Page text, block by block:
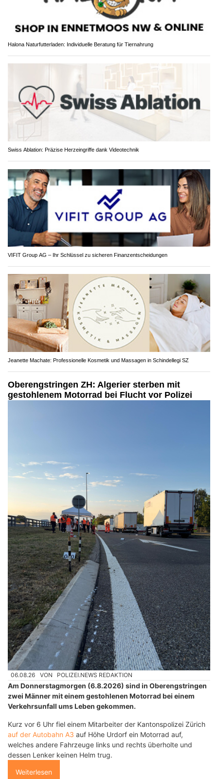
Halona Naturfutterladen: Individuelle Beratung für Tiernahrung
Swiss Ablation: Präzise Herzeingriffe dank Videotechnik
VIFIT Group AG – Ihr Schlüssel zu sicheren Finanzentscheidungen
Jeanette Machate: Professionelle Kosmetik und Massagen in Schindellegi SZ
Oberengstringen ZH: Algerier sterben mit
gestohlenem Motorrad bei Flucht vor Polizei
06.08.26 VON POLIZEI.NEWS REDAKTION
Am Donnerstagmorgen (6.8.2026) sind in Oberengstringen
zwei Männer mit einem gestohlenen Motorrad bei einem
Verkehrsunfall ums Leben gekommen.
Kurz vor 6 Uhr fiel einem Mitarbeiter der Kantonspolizei Zürich
auf der Autobahn A3 auf Höhe Urdorf ein Motorrad auf,
welches andere Fahrzeuge links und rechts überholte und
dessen Lenker keinen Helm trug.
Weiterlesen